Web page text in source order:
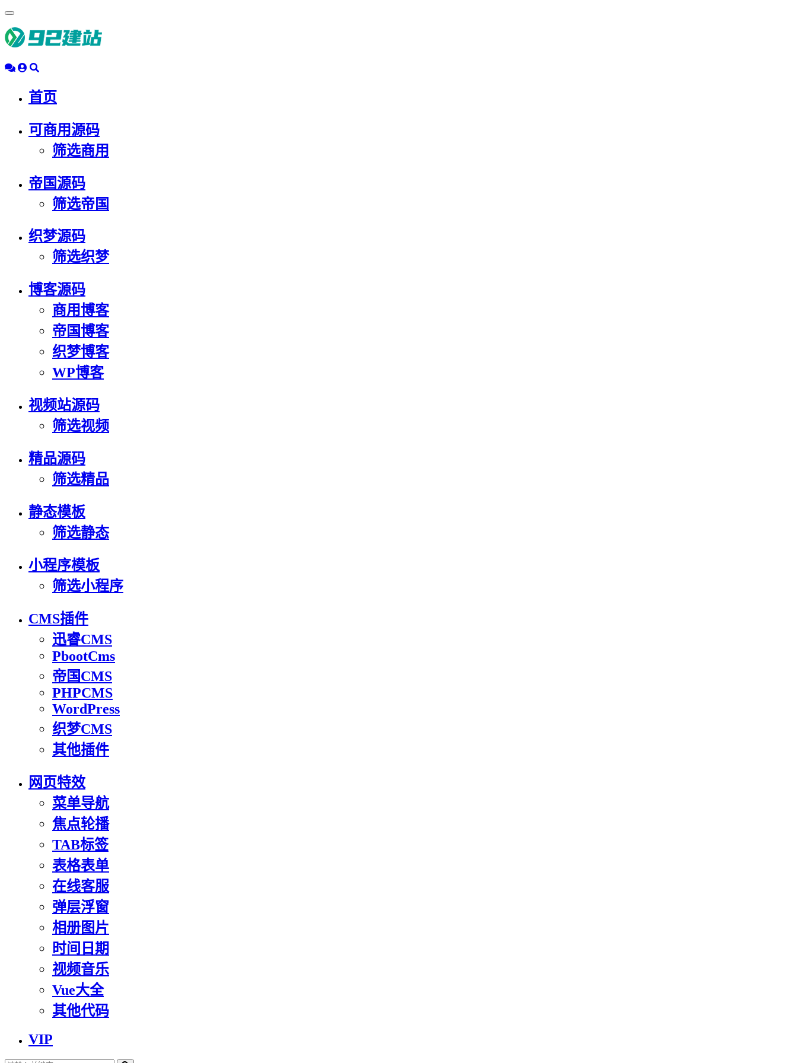
动
导
首页
可商用源码
筛选商用
帝国源码
筛选帝国
织梦源码
筛选织梦
博客源码
商用博客
帝国博客
织梦博客
WP博客
视频站源码
筛选视频
精品源码
筛选精品
静态模板
筛选静态
小程序模板
筛选小程序
CMS插件
迅睿CMS
PbootCms
帝国CMS
PHPCMS
WordPress
织梦CMS
其他插件
网页特效
菜单导航
焦点轮播
TAB标签
表格表单
在线客服
弹层浮窗
相册图片
时间日期
视频音乐
Vue大全
其他代码
VIP